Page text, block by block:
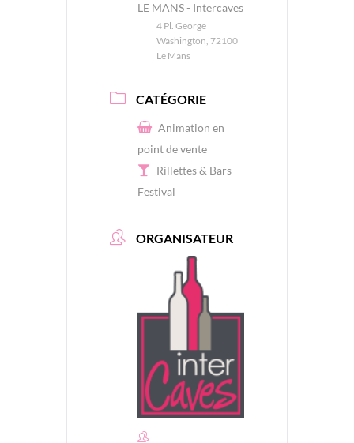
LE MANS - Intercaves
4 Pl. George
Washington, 72100
Le Mans
CATÉGORIE
Animation en
point de vente
Rillettes & Bars
Festival
ORGANISATEUR